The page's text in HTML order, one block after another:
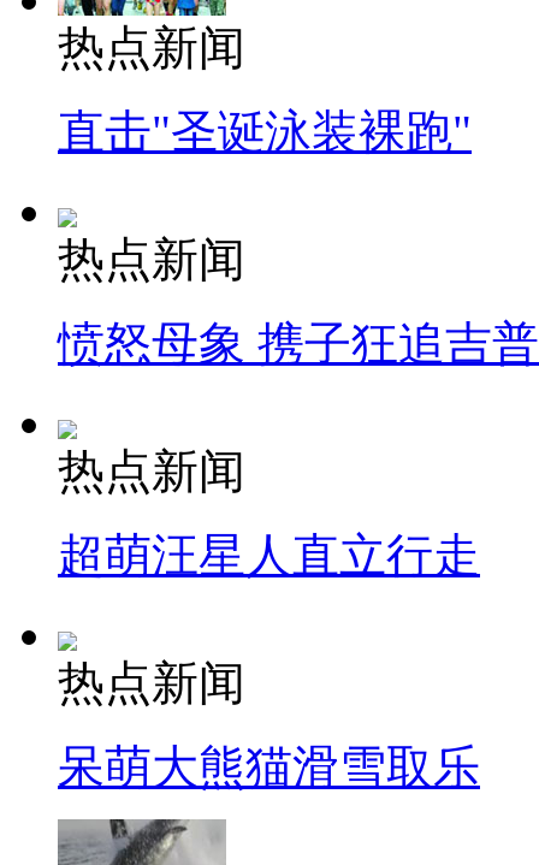
热点新闻
直击"圣诞泳装裸跑"
热点新闻
愤怒母象 携子狂追吉
热点新闻
超萌汪星人直立行走
热点新闻
呆萌大熊猫滑雪取乐